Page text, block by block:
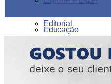
Educação
Segurança
Editorial
Geral